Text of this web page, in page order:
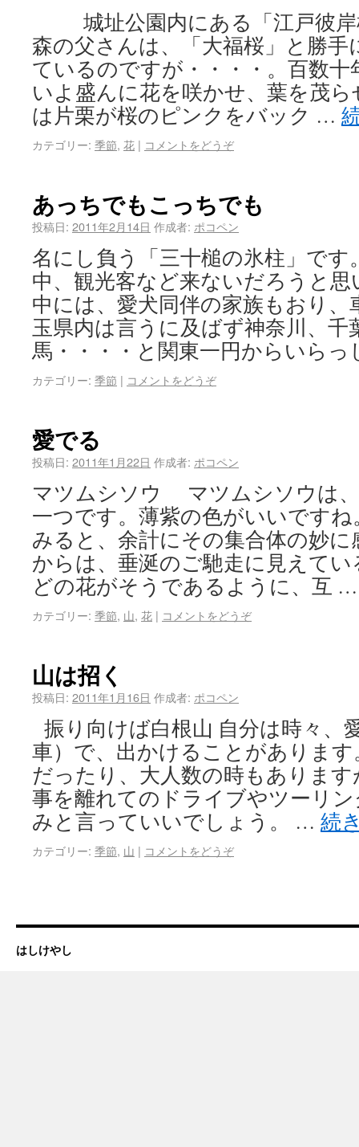
城址公園内にある「江戸彼岸
森の父さんは、「大福桜」と勝手
ているのですが・・・・。百数
いよ盛んに花を咲かせ、葉を茂
は片栗が桜のピンクをバック …
カテゴリー: 季節, 花 | コメントをどうぞ
あっちでもこっちでも
投稿日: 2011年2月14日 作成者: ポコペン
名にし負う「三十槌の氷柱」です
中、観光客など来ないだろうと
中には、愛犬同伴の家族もおり
玉県内は言うに及ばず神奈川、千
馬・・・・と関東一円からいら
カテゴリー: 季節 | コメントをどうぞ
愛でる
投稿日: 2011年1月22日 作成者: ポコペン
マツムシソウ マツムシソウは
一つです。薄紫の色がいいです
みると、余計にその集合体の妙
からは、垂涎のご馳走に見えて
どの花がそうであるように、互
カテゴリー: 季節, 山, 花 | コメントをどうぞ
山は招く
投稿日: 2011年1月16日 作成者: ポコペン
振り向けば白根山 自分は時々、
車）で、出かけることがありま
だったり、大人数の時もありま
事を離れてのドライブやツーリ
みと言っていいでしょう。 … 続
カテゴリー: 季節, 山 | コメントをどうぞ
はしけやし